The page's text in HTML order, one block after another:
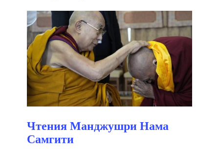
Чтения Манджушри Нама
Самгити